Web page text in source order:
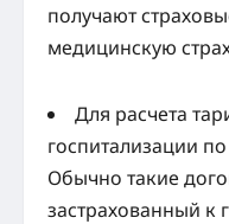
получают
медицинскую
Для расчета
госпитализации
Обычно такие
застрахованный к